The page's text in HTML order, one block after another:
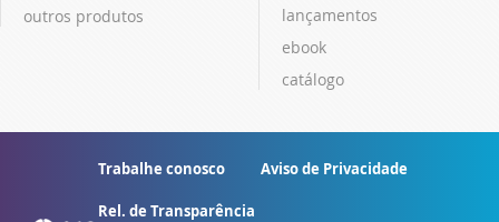
outros produtos
lançamentos
ebook
catálogo
Trabalhe conosco Aviso de Privacidade
Rel. de Transparência